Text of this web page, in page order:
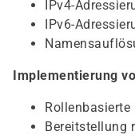
IPv4-
IPv6-
Implementierung
Rollenbasierte
Bereitstellung